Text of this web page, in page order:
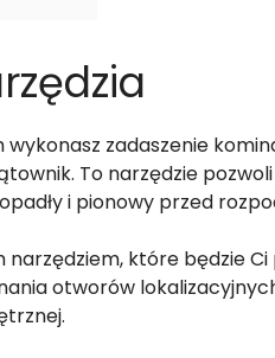
wykonasz zadaszenie
To narzędzie
i pionowy przed
narzędziem, które będzie
otworów